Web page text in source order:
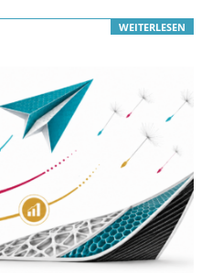
WEITERLESEN